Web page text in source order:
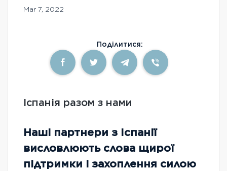
Mar 7, 2022
Поділитися:
Іспанія разом з нами
Наші партнери з Іспанії
висловлюють слова щирої
підтримки і захоплення силою